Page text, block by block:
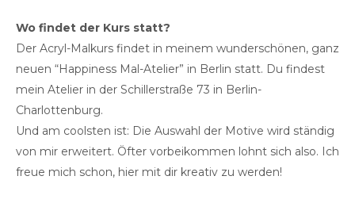
Wo findet der Kurs statt?
Der Acryl-Malkurs findet in meinem wunderschönen, ganz
neuen “Happiness Mal-Atelier” in Berlin statt. Du findest
mein Atelier in der Schillerstraße 73 in Berlin-
Charlottenburg.
Und am coolsten ist: Die Auswahl der Motive wird ständig
von mir erweitert. Öfter vorbeikommen lohnt sich also. Ich
freue mich schon, hier mit dir kreativ zu werden!